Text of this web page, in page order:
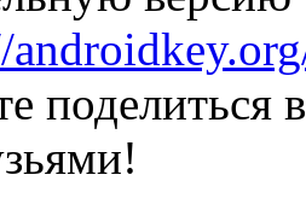
поделиться